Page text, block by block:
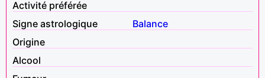
Activité préférée
Signe astrologique
Balance
Origine
Alcool